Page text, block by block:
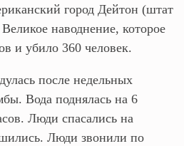
город Дейтон (штат
наводнение, которое
и убило 360 человек.
после недельных
Вода поднялась на 6
Люди спасались на
Люди звонили по